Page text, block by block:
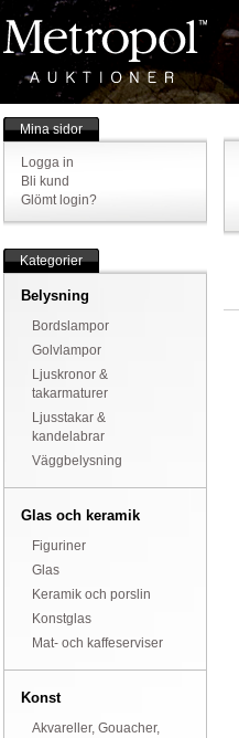
Mina sidor
Logga in
Bli kund
Glömt login?
Kategorier
Belysning
Bordslampor
Golvlampor
Ljuskronor &
takarmaturer
Ljusstakar &
kandelabrar
Väggbelysning
Glas och keramik
Figuriner
Glas
Keramik och porslin
Konstglas
Mat- och kaffeserviser
Konst
Akvareller, Gouacher,